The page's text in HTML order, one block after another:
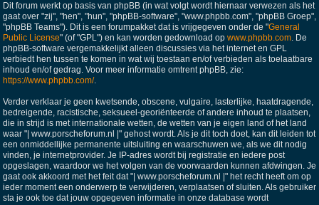
Dit forum werkt op basis van phpBB (in wat volgt wordt hiernaar verwezen als het
gaat over "zij", "hen", "hun", "phpBB-software", "www.phpbb.com", "phpBB Groep",
"phpBB Teams"). Dit is een forumpakket dat is vrijgegeven onder de "General
Public License" (of "GPL") en kan worden gedownload op www.phpbb.com. De
phpBB-software vergemakkelijkt alleen discussies via het internet en GPL
verbiedt hen tussen te komen in wat wij toestaan en/of verbieden als toelaatbare
inhoud en/of gedrag. Voor meer informatie omtrent phpBB, zie:
https://www.phpbb.com/.
Verder verklaar je geen kwetsende, obscene, vulgaire, lasterlijke, haatdragende,
bedreigende, racistische, seksueel-georiënteerde of andere inhoud te plaatsen,
die in strijd is met internationale wetten, de wetten van je eigen land of het land
waar "| www.porscheforum.nl |" gehost wordt. Als je dit toch doet, kan dit leiden tot
een onmiddellijke permanente uitsluiting en waarschuwen we, als we dit nodig
vinden, je internetprovider. Je IP-adres wordt bij registratie en iedere post
opgeslagen, waardoor we het volgen van de voorwaarden kunnen afdwingen. Je
gaat ook akkoord met het feit dat "| www.porscheforum.nl |" het recht heeft om op
ieder moment een onderwerp te verwijderen, verplaatsen of sluiten. Als gebruiker
sta je ook toe dat jouw opgegeven informatie in onze database wordt